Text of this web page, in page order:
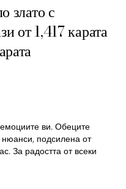
злато с
от 1,417 карата
ви. Обеците
подсилена от
За радостта от всеки